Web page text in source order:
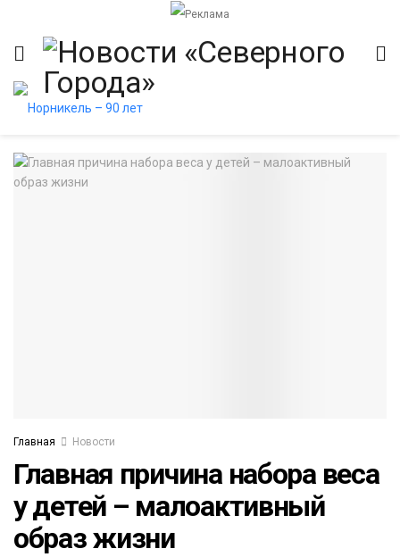
Главная Новости
Главная причина набора веса
у детей – малоактивный
образ жизни